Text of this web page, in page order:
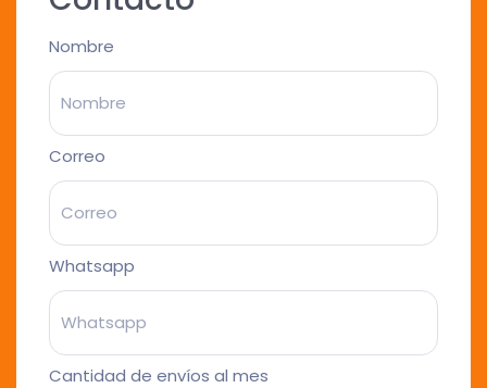
Nombre
Correo
Whatsapp
Cantidad de envíos al mes